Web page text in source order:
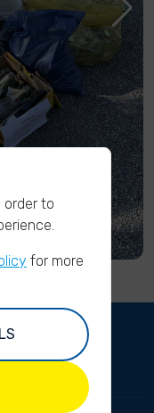
order to
for more